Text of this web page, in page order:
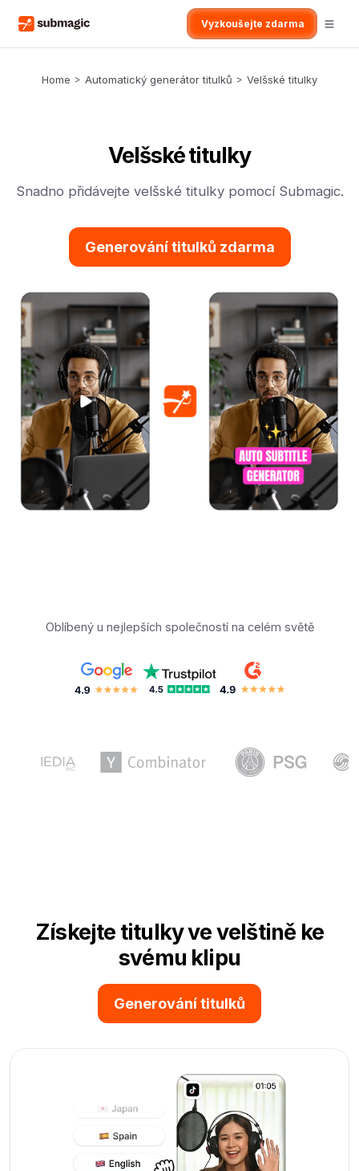
Vyzkoušejte zdarma
Home > Automatický generátor titulků > Velšské titulky
Velšské titulky
Snadno přidávejte velšské titulky pomocí Submagic.
Generování titulků zdarma
Oblíbený u nejlepších společností na celém světě
Získejte titulky ve velštině ke
svému klipu
Generování titulků